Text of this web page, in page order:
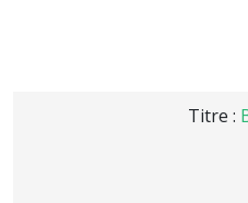
Titre :